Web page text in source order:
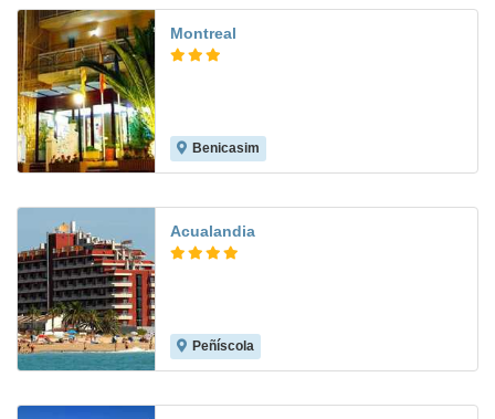
Montreal
Benicasim
Acualandia
Peñíscola